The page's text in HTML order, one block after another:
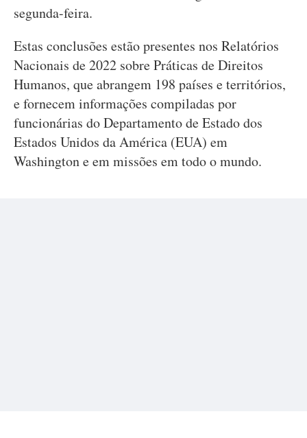
segunda-feira.
Estas conclusões estão presentes nos Relatórios
Nacionais de 2022 sobre Práticas de Direitos
Humanos, que abrangem 198 países e territórios,
e fornecem informações compiladas por
funcionárias do Departamento de Estado dos
Estados Unidos da América (EUA) em
Washington e em missões em todo o mundo.